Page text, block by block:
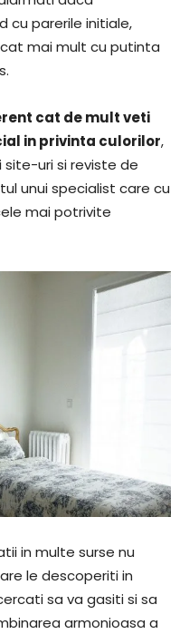
cu parerile initiale,
mai mult cu putinta
cat de mult veti
in privinta culorilor,
uri si reviste de
unui specialist care cu
mai potrivite
in multe surse nu
le descoperiti in
sa va gasiti si sa
armonioasa a